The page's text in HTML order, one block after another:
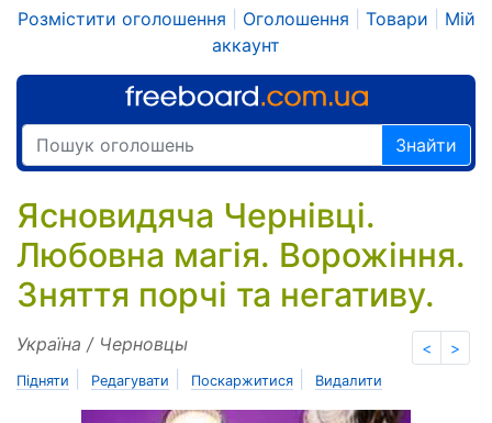
Розмістити оголошення Оголошення Товари
Мій
аккаунт
Знайти
Ясновидяча Чернівці.
Любовна магія. Ворожіння.
Зняття порчі та негативу.
< >
Україна / Черновцы
Підняти Редагувати Поскаржитися Видалити